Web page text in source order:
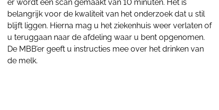
er wordt een scan gemaakt van 10 minuten. Het is
belangrijk voor de kwaliteit van het onderzoek dat u stil
blijft liggen. Hierna mag u het ziekenhuis weer verlaten of
u teruggaan naar de afdeling waar u bent opgenomen.
De MBB’er geeft u instructies mee over het drinken van
de melk.